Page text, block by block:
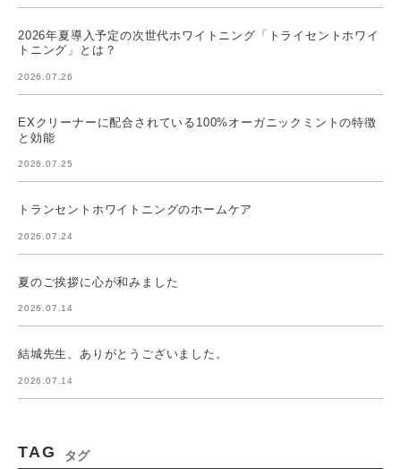
2026年夏導入予定の次世代ホワイトニング「トライセントホワイ
トニング」とは？
2026.07.26
EXクリーナーに配合されている100%オーガニックミントの特徴
と効能
2026.07.25
トランセントホワイトニングのホームケア
2026.07.24
夏のご挨拶に心が和みました
2026.07.14
結城先生、ありがとうございました。
2026.07.14
TAG タグ